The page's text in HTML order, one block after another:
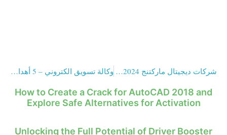
شركات ديجيتال ماركتنج 2024 في سطور
وكالة تسويق الكتروني – 5 أهداف تضمن لك النجاح
How to Create a Crack for AutoCAD 2018 and
Explore Safe Alternatives for Activation
Unlocking the Full Potential of Driver Booster